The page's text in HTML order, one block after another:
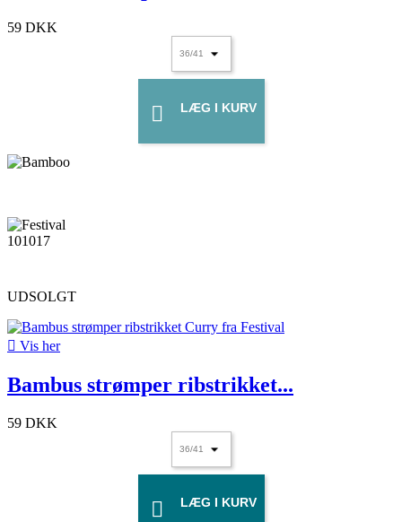
59 DKK
 LÆG I KURV
UDSOLGT
 Vis her
Bambus strømper ribstrikket...
59 DKK
 LÆG I KURV